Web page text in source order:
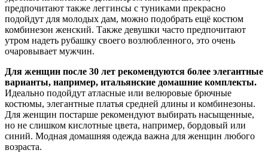
предпочитают также леггинсы с туниками прекрасно
подойдут для молодых дам, можно подобрать ещё костюм
комбинезон женский. Также девушки часто предпочитают
утром надеть рубашку своего возлюбленного, это очень
очаровывает мужчин.
Для женщин после 30 лет рекомендуются более элегантные
варианты, например, итальянские домашние комплекты.
Идеально подойдут атласные или велюровые брючные
костюмы, элегантные платья средней длины и комбинезоны.
Для женщин постарше рекомендуют выбирать насыщенные,
но не слишком кислотные цвета, например, бордовый или
синий. Модная домашняя одежда важна для женщин любого
возраста.